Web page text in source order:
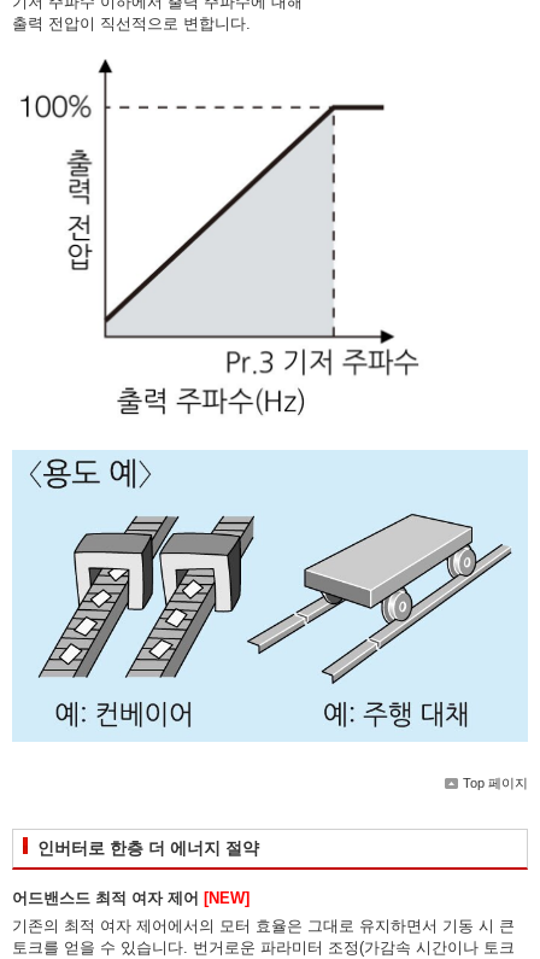
출력 전압이 직선적으로 변합니다.
Top 페이지
인버터로 한층 더 에너지 절약
어드밴스드 최적 여자 제어
[NEW]
기존의 최적 여자 제어에서의 모터 효율은 그대로 유지하면서 기동 시 큰
토크를 얻을 수 있습니다. 번거로운 파라미터 조정(가감속 시간이나 토크